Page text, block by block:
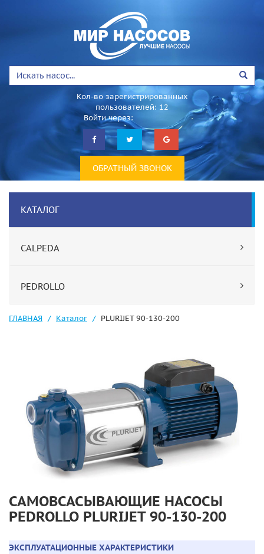
Кол-во зарегистрированных
пользователей: 12
Войти через:
ОБРАТНЫЙ ЗВОНОК
КАТАЛОГ
CALPEDA
PEDROLLO
ГЛАВНАЯ Каталог PLURIJET 90-130-200
САМОВСАСЫВАЮЩИЕ НАСОСЫ
PEDROLLO PLURIJET 90-130-200
ЭКСПЛУАТАЦИОННЫЕ ХАРАКТЕРИСТИКИ